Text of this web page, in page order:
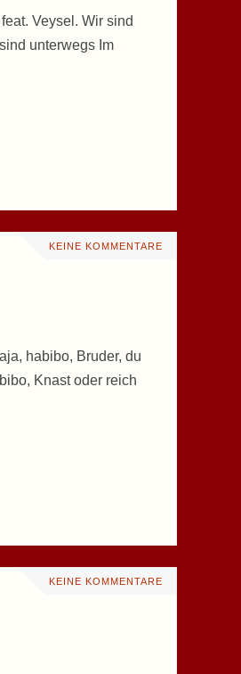
Veysel. Wir sind
unterwegs Im
KEINE KOMMENTARE
habibo, Bruder, du
Knast oder reich
KEINE KOMMENTARE